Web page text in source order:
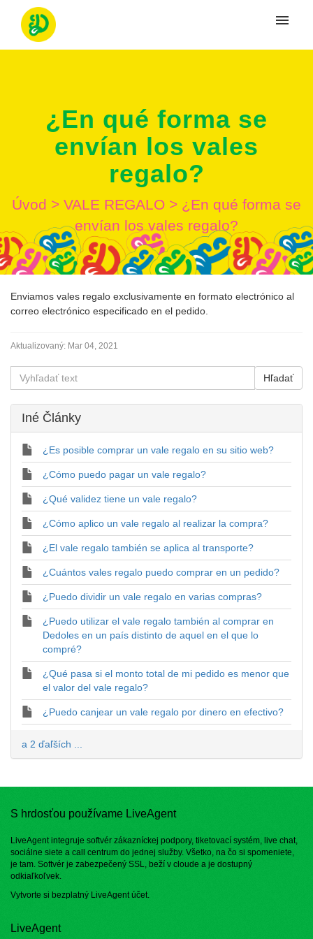
Prihlásenie
¿En qué forma se
envían los vales
regalo?
Úvod > VALE REGALO > ¿En qué forma se
envían los vales regalo?
Enviamos vales regalo exclusivamente en formato electrónico al
correo electrónico especificado en el pedido.
Aktualizovaný: Mar 04, 2021
Iné Články
¿Es posible comprar un vale regalo en su sitio web?
¿Cómo puedo pagar un vale regalo?
¿Qué validez tiene un vale regalo?
¿Cómo aplico un vale regalo al realizar la compra?
¿El vale regalo también se aplica al transporte?
¿Cuántos vales regalo puedo comprar en un pedido?
¿Puedo dividir un vale regalo en varias compras?
¿Puedo utilizar el vale regalo también al comprar en
Dedoles en un país distinto de aquel en el que lo
compré?
¿Qué pasa si el monto total de mi pedido es menor que
el valor del vale regalo?
¿Puedo canjear un vale regalo por dinero en efectivo?
a 2 ďaľších ...
S hrdosťou používame LiveAgent
LiveAgent integruje softvér zákazníckej podpory, tiketovací systém, live chat,
sociálne siete a call centrum do jednej služby. Všetko, na čo si spomeniete,
je tam. Softvér je zabezpečený SSL, beží v cloude a je dostupný
odkiaľkoľvek.
Vytvorte si bezplatný LiveAgent účet.
LiveAgent